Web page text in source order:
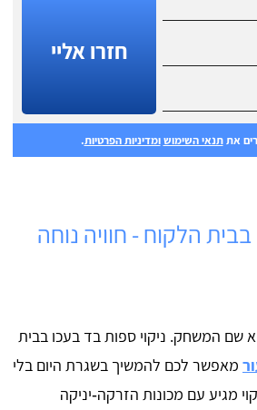
חזרו אליי
אתתנאי השימוש ומדיניות הפרטיות.
בבית הלקוח - חוויה נוחה
שם המשחק. ניקוי ספות בד בעכו בבית
מאפשר לכם להמשיך בשגרת היום בלי
מגיע עם מכונות הזרקה‑יניקה